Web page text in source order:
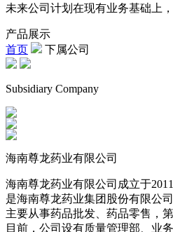
未来公司计划在现有业务基础上
产品展示
首页
下属公司
Subsidiary Company
海南尊龙药业有限公司
海南尊龙药业有限公司成立于2011
是海南尊龙药业集团股份有限公
主要从事药品批发、药品零售，
目前，公司设有质量管理部、业